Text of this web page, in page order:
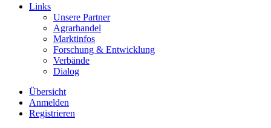
Links
Unsere Partner
Agrarhandel
Marktinfos
Forschung & Entwicklung
Verbände
Dialog
Übersicht
Anmelden
Registrieren